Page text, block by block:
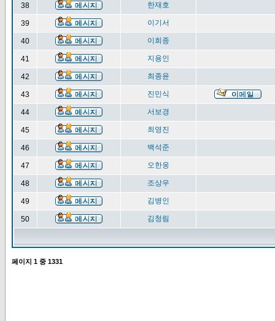
38 한재호
39 이기서
40 이희종
41 지용인
42 최종윤
43 진민식
44 서보경
45 최영진
46 백석준
47 오한웅
48 조상우
49 김병인
50 김청림
페이지 1 중 1331